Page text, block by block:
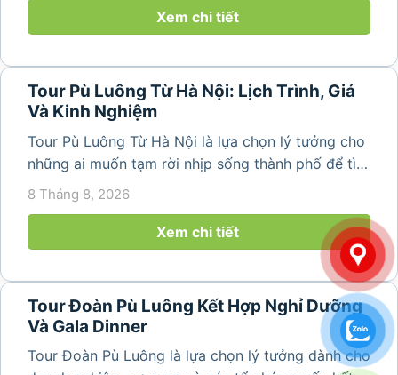
ngày. Không cần di chuyển...
Xem chi tiết
Tour Pù Luông Từ Hà Nội: Lịch Trình, Giá
Và Kinh Nghiệm
Tour Pù Luông Từ Hà Nội là lựa chọn lý tưởng cho
những ai muốn tạm rời nhịp sống thành phố để tìm
về không gian núi rừng xanh mát, những bản làng
yên bình và ruộng bậc thang đặc trưng của Pù
8 Tháng 8, 2026
Xem chi tiết
Tour Đoàn Pù Luông Kết Hợp Nghỉ Dưỡng
Và Gala Dinner
Tour Đoàn Pù Luông là lựa chọn lý tưởng dành cho